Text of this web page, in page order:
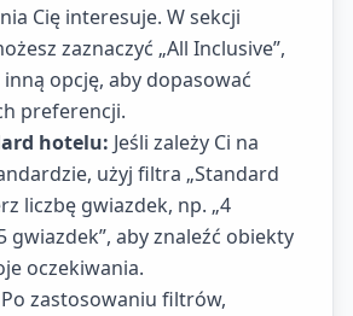
Cię interesuje. W sekcji
zaznaczyć „All Inclusive”,
inną opcję, aby dopasować
preferencji.
hotelu: Jeśli zależy Ci na
użyj filtra „Standard
liczbę gwiazdek, np. „4
gwiazdek”, aby znaleźć obiekty
oczekiwania.
Po zastosowaniu filtrów,